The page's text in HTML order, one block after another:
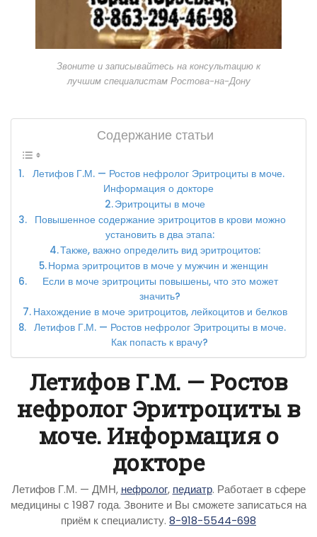
Звоните и записывайтесь на консультацию к
лучшим специалистам Ростова-на-Дону
Содержание статьи
Летифов Г.М. — Ростов нефролог Эритроциты в моче.
Информация о докторе
Эритроциты в моче
Повышенное содержание эритроцитов в крови можно
установить в два этапа:
Также, важно определить вид эритроцитов:
Норма эритроцитов в моче у мужчин и женщин
Если в моче эритроциты повышены, что это может
значить?
Нахождение в моче эритроцитов, лейкоцитов и белков
Летифов Г.М. — Ростов нефролог Эритроциты в моче.
Как попасть к врачу?
Летифов Г.М. — Ростов
нефролог Эритроциты в
моче. Информация о
докторе
Летифов Г.М. — ДМН, нефролог, педиатр. Работает в сфере
медицины с 1987 года. Звоните и Вы сможете записаться на
приём к специалисту. 8-918-5544-698